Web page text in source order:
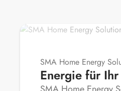
SMA Home Energy
Energie für Ihr